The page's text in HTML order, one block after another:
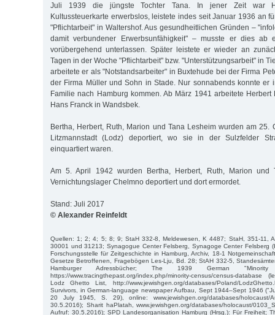
Juli 1939 die jüngste Tochter Tana. In jener Zeit war
Kultussteuerkarte erwerbslos, leistete indes seit Januar 1936 an
"Pflichtarbeit" in Waltershof. Aus gesundheitlichen Gründen –
damit verbundener Erwerbsunfähigkeit" – musste er dies ab
vorübergehend unterlassen. Später leistete er wieder an
Tagen in der Woche "Pflichtarbeit" bzw. "Unterstützungsarbeit" in
arbeitete er als "Notstandsarbeiter" in Buxtehude bei der Firma
der Firma Müller und Sohn in Stade. Nur sonnabends konnte er
Familie nach Hamburg kommen. Ab März 1941 arbeitete
Hans Franck in Wandsbek.
Bertha, Herbert, Ruth, Marion und Tana Lesheim wurden am 25.
Litzmannstadt (Lodz) deportiert, wo sie in der Sulzfelder
einquartiert waren.
Am 5. April 1942 wurden Bertha, Herbert, Ruth, Marion und
Vernichtungslager Chelmno deportiert und dort ermordet.
Stand: Juli 2017
© Alexander Reinfeldt
Quellen: 1; 2; 4; 5; 8; 9; StaH 332-8, Meldewesen, K 4487; StaH, 351-11,
30001 und 31213; Synagogue Center Felsberg, Synagoge Center Felsberg
Forschungsstelle für Zeitgeschichte in Hamburg, Archiv, 18-1
Gesetze Betroffenen, Fragebögen Les-Lju, Bd. 28; StAH 332-5,
Hamburger Adressbücher; The 1939 German "Minority
https://www.tracingthepast.org/index.php/minority-census/census-database
Lodz Ghetto List, http://www.jewishgen.org/databases/Poland/
Survivors, in German-language newspaper Aufbau, Sept 1944–Sept 1946
20 July 1945, S. 29), online: www.jewishgen.org/databases/holocaust/
30.5.2016); Sharit haPlatah, www.jewishgen.org/databases/holocaust/
Aufruf: 30.5.2016); SPD Landesorganisation Hamburg (Hrsg.): Für Freiheit;